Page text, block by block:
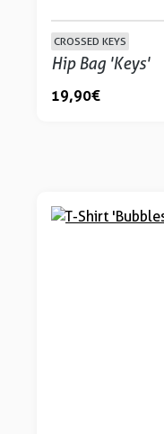
CROSSED KEYS
Hip Bag 'Keys'
19,90 €